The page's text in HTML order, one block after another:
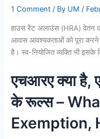
1 Comment / By UM/
हाउस रेंट अलाउंस (HRA) वेतन
आवास आवश्यकताओं को पूरा करने के
है। स्व-नियोजित व्यक्ति भी
एचआरए क्या
के रूल्स –
Exemption,